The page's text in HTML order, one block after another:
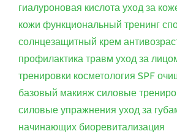
гиалуроновая кислота уход за
кожи функциональный тренинг
солнцезащитный крем
профилактика травм уход за
тренировки косметология SPF
базовый макияж силовые
силовые упражнения уход за
начинающих биоревитализация